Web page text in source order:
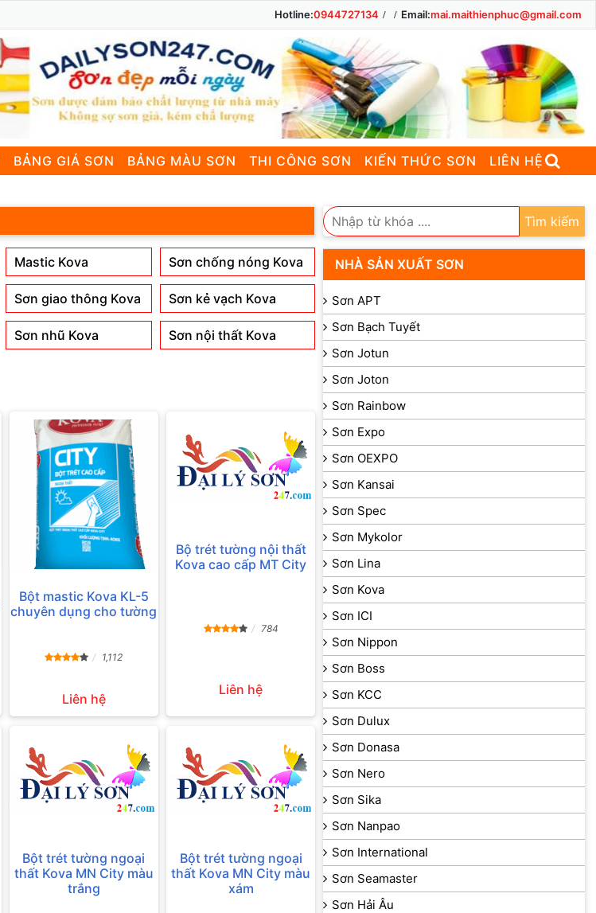
Hotline:0944727134 Email:mai.maithienphuc@gmail.com
BẢNG GIÁ SƠN BẢNG MÀU SƠN THI CÔNG SƠN KIẾN THỨC SƠN LIÊN HỆ
Mastic Kova Sơn chống nóng Kova
Sơn giao thông Kova Sơn kẻ vạch Kova
Sơn nhũ Kova Sơn nội thất Kova
Bột mastic Kova KL-5
chuyên dụng cho tường
1,112
Liên hệ
Bộ trét tường nội thất
Kova cao cấp MT City
784
Liên hệ
Bột trét tường ngoại
thất Kova MN City màu
trắng
Bột trét tường ngoại
thất Kova MN City màu
xám
Tìm kiếm
NHÀ SẢN XUẤT SƠN
Sơn APT
Sơn Bạch Tuyết
Sơn Jotun
Sơn Joton
Sơn Rainbow
Sơn Expo
Sơn OEXPO
Sơn Kansai
Sơn Spec
Sơn Mykolor
Sơn Lina
Sơn Kova
Sơn ICI
Sơn Nippon
Sơn Boss
Sơn KCC
Sơn Dulux
Sơn Donasa
Sơn Nero
Sơn Sika
Sơn Nanpao
Sơn International
Sơn Seamaster
Sơn Hải Âu